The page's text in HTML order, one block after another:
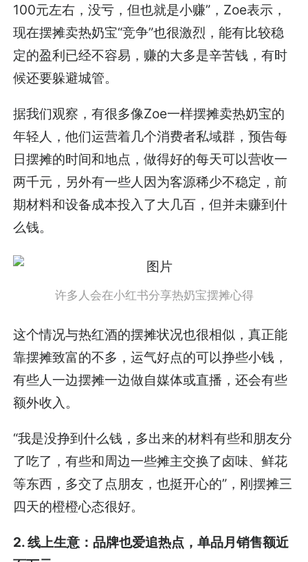
100元左右，没亏，但也就是小赚”，Zoe表示，
现在摆摊卖热奶宝“竞争”也很激烈，能有比较稳
定的盈利已经不容易，赚的大多是辛苦钱，有时
候还要躲避城管。
据我们观察，有很多像Zoe一样摆摊卖热奶宝的
年轻人，他们运营着几个消费者私域群，预告每
日摆摊的时间和地点，做得好的每天可以营收一
两千元，另外有一些人因为客源稀少不稳定，前
期材料和设备成本投入了大几百，但并未赚到什
么钱。
许多人会在小红书分享热奶宝摆摊心得
这个情况与热红酒的摆摊状况也很相似，真正能
靠摆摊致富的不多，运气好点的可以挣些小钱，
有些人一边摆摊一边做自媒体或直播，还会有些
额外收入。
“我是没挣到什么钱，多出来的材料有些和朋友分
了吃了，有些和周边一些摊主交换了卤味、鲜花
等东西，多交了点朋友，也挺开心的”，刚摆摊三
四天的橙橙心态很好。
2. 线上生意：品牌也爱追热点，单品月销售额近